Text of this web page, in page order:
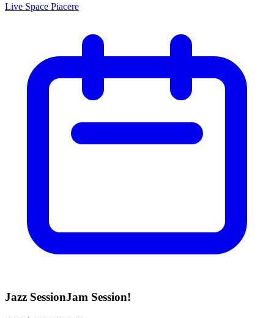
Live Space Piacere
Jazz SessionJam Session!